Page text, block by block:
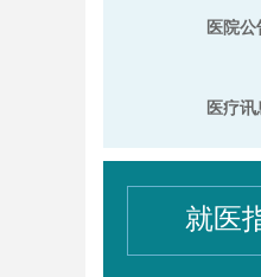
医院公
医疗讯
就医